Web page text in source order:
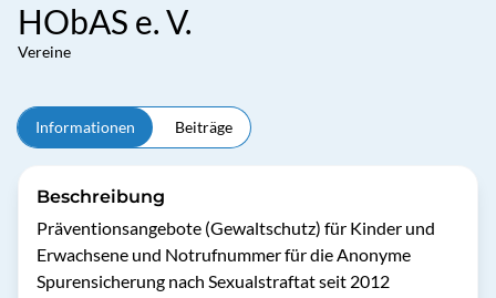
HObAS e. V.
Vereine
Informationen Beiträge
Beschreibung
Präventionsangebote (Gewaltschutz) für Kinder und
Erwachsene und Notrufnummer für die Anonyme
Spurensicherung nach Sexualstraftat seit 2012